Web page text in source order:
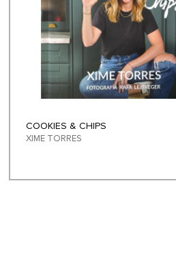
COOKIES & CHIPS
XIME TORRES